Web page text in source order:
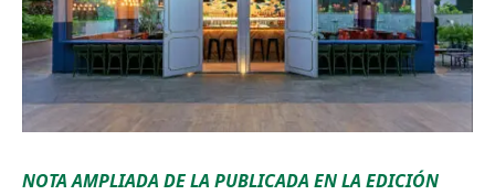
NOTA AMPLIADA DE LA PUBLICADA EN LA EDICIÓN